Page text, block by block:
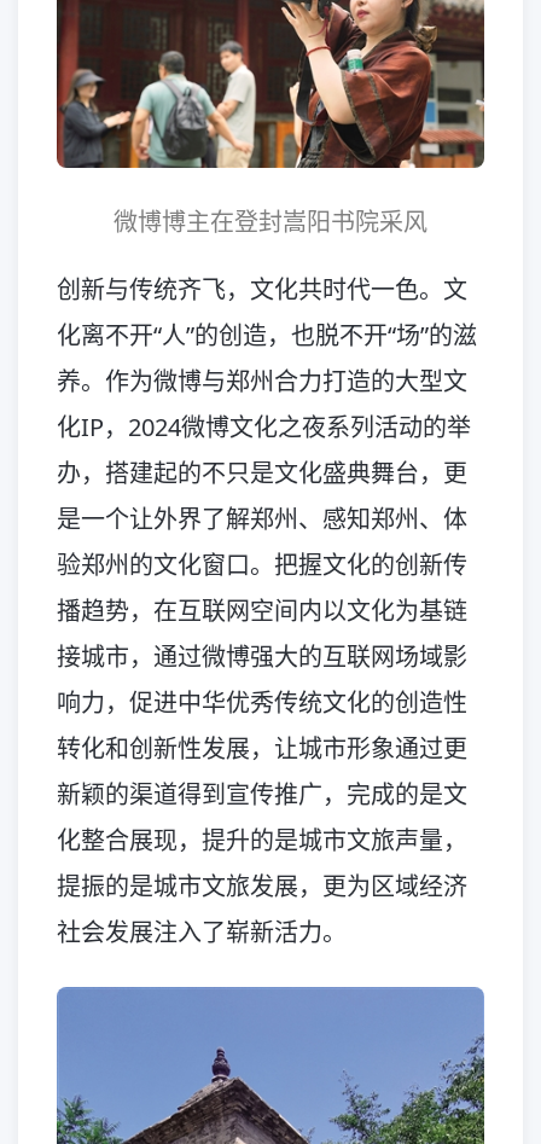
微博博主在登封嵩阳书院采风
创新与传统齐飞，文化共时代一色。文
化离不开“人”的创造，也脱不开“场”的滋
养。作为微博与郑州合力打造的大型文
化IP，2024微博文化之夜系列活动的举
办，搭建起的不只是文化盛典舞台，更
是一个让外界了解郑州、感知郑州、体
验郑州的文化窗口。把握文化的创新传
播趋势，在互联网空间内以文化为基链
接城市，通过微博强大的互联网场域影
响力，促进中华优秀传统文化的创造性
转化和创新性发展，让城市形象通过更
新颖的渠道得到宣传推广，完成的是文
化整合展现，提升的是城市文旅声量，
提振的是城市文旅发展，更为区域经济
社会发展注入了崭新活力。